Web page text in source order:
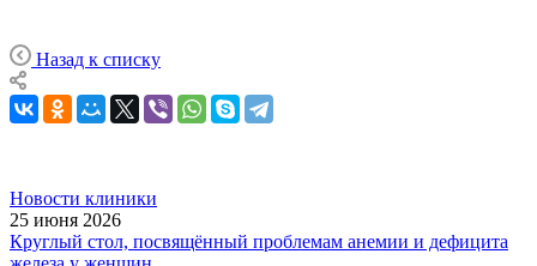
Назад к списку
Новости клиники
25 июня 2026
Круглый стол, посвящённый проблемам анемии и дефицита